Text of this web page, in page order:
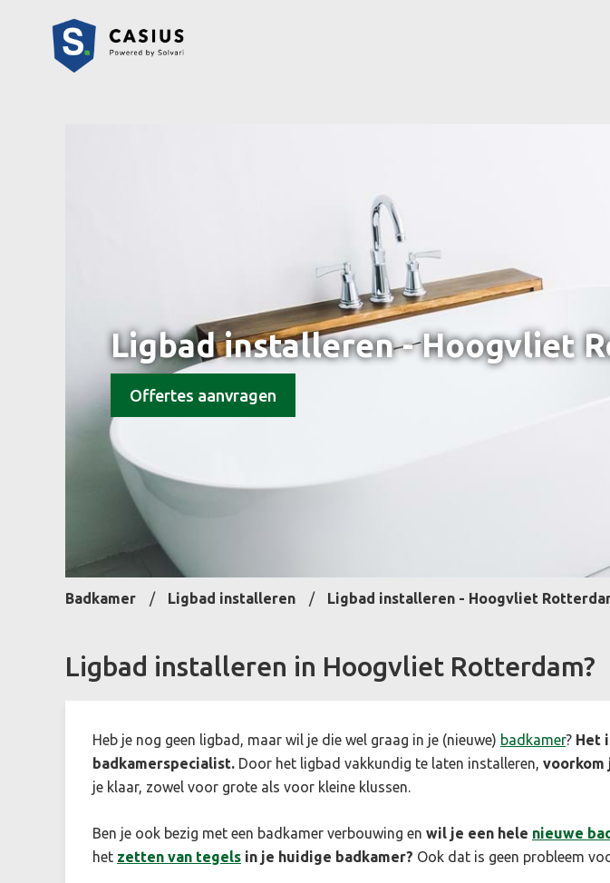
Ligbad installeren - Hoogvliet
Offertes aanvragen
Badkamer Ligbad installeren Ligbad installeren - Hoogvliet
Ligbad installeren in Hoogvliet Rotterdam?
Heb je nog geen ligbad, maar wil je die wel graag in je (nieuwe) badkamer? Het
badkamerspecialist. Door het ligbad vakkundig te laten installeren, voorkom
je klaar, zowel voor grote als voor kleine klussen.
Ben je ook bezig met een badkamer verbouwing en wil je een hele nieuwe
het zetten van tegels in je huidige badkamer? Ook dat is geen probleem